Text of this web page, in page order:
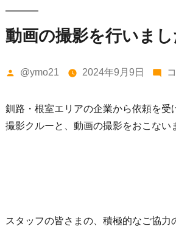
動画の撮影を行いまし
投
者:
@ymo21 2024年9月9日
釧路・根室エリアの企業から依頼を受
撮影クルーと、動画の撮影をおこない
スタッフの皆さまの、積極的なご協力